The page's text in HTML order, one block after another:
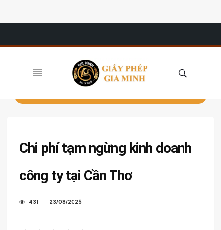
Chi phí tạm ngừng kinh doanh
công ty tại Cần Thơ
431 23/08/2025